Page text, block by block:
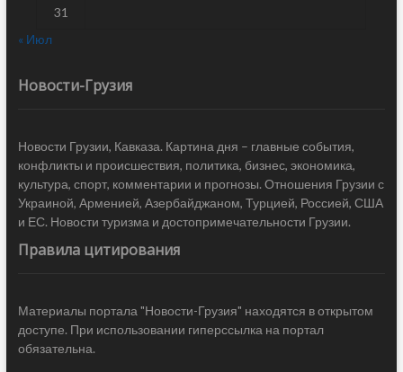
31
« Июл
Новости-Грузия
Новости Грузии, Кавказа. Картина дня – главные события,
конфликты и происшествия, политика, бизнес, экономика,
культура, спорт, комментарии и прогнозы. Отношения Грузии с
Украиной, Арменией, Азербайджаном, Турцией, Россией, США
и ЕС. Новости туризма и достопримечательности Грузии.
Правила цитирования
Материалы портала "Новости-Грузия" находятся в открытом
доступе. При использовании гиперссылка на портал
обязательна.